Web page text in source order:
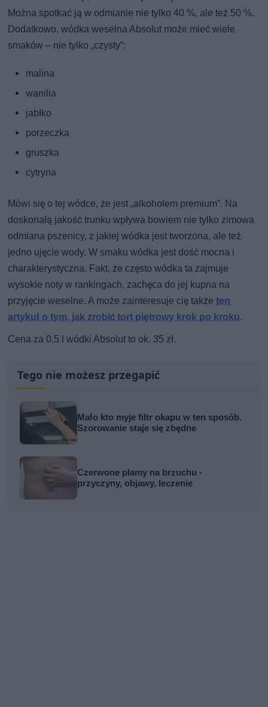
Można spotkać ją w odmianie nie tylko 40 %, ale też 50 %.
Dodatkowo, wódka weselna Absolut może mieć wiele
smaków – nie tylko „czysty”:
malina
wanilia
jabłko
porzeczka
gruszka
cytryna
Mówi się o tej wódce, że jest „alkoholem premium”. Na
doskonałą jakość trunku wpływa bowiem nie tylko zimowa
odmiana pszenicy, z jakiej wódka jest tworzona, ale też
jedno ujęcie wody. W smaku wódka jest dość mocna i
charakterystyczna. Fakt, że często wódka ta zajmuje
wysokie noty w rankingach, zachęca do jej kupna na
przyjęcie weselne. A może zainteresuje cię takżeten
artykuł o tym, jak zrobić tort piętrowy krok po kroku.
Cena za 0,5 l wódki Absolut to ok. 35 zł.
Tego nie możesz przegapić
Mało kto myje filtr okapu w ten sposób.
Szorowanie staje się zbędne
Czerwone plamy na brzuchu -
przyczyny, objawy, leczenie